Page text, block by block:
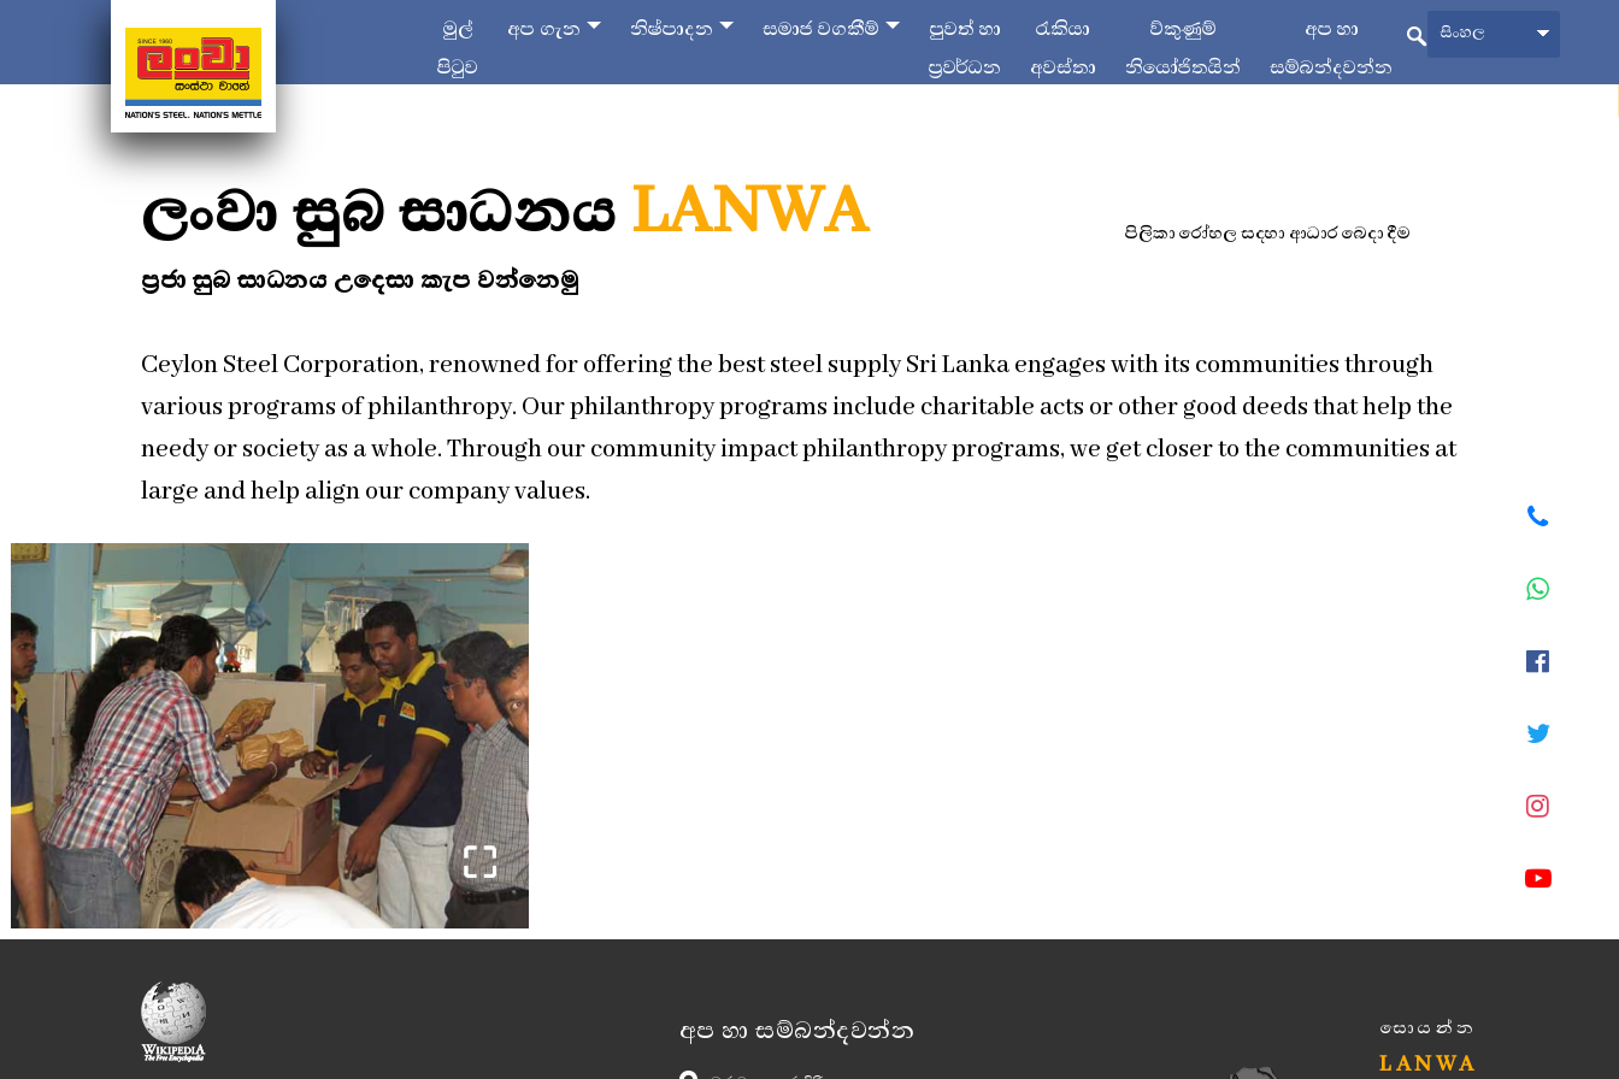
මුල්
පිටුව
අප ගැන නිෂ්පාදන සමාජ වගකීම්
පුවත් හා
ප්‍රවර්ධන
රැකියා
අවස්තා
ව්කුණුම්
නියෝජිතයින්
අප හා
සම්බන්දවන්න
සිංහල
ලංවා සුබ සාධනය LANWA
ප්‍රජා සුබ සාධනය උදෙසා කැප වන්නෙමු
පිලිකා රෝහල සදහා ආධාර බෙදා දීම
Ceylon Steel Corporation, renowned for offering the best steel supply Sri Lanka engages with its communities through
various programs of philanthropy. Our philanthropy programs include charitable acts or other good deeds that help the
needy or society as a whole. Through our community impact philanthropy programs, we get closer to the communities at
large and help align our company values.
අප හා සම්බන්දවන්න සොයන්න
LANWA